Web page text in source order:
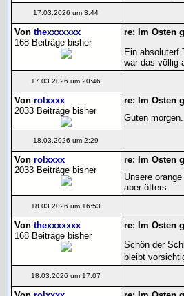
17.03.2026 um 3:44
Von thexxxxxxx
168 Beiträge bisher
re: Im Osten
Ein absoluterf
war das völlig
17.03.2026 um 20:46
Von rolxxxx
2033 Beiträge bisher
re: Im Osten
Guten
18.03.2026 um 2:29
Von rolxxxx
2033 Beiträge bisher
re: Im Osten
Unsere
aber öfters.
18.03.2026 um 16:53
Von thexxxxxxx
168 Beiträge bisher
re: Im Osten
Schön der
bleibt
18.03.2026 um 17:07